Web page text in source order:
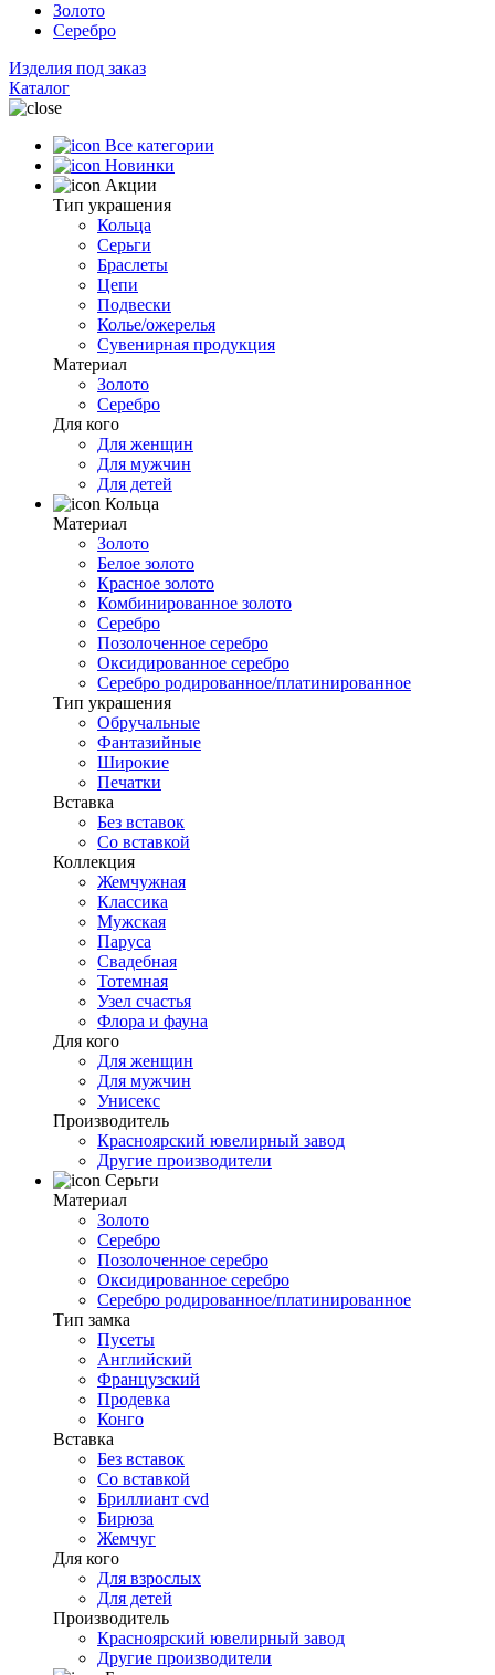
Золото
Серебро
Изделия под заказ
Каталог
Все категории
Новинки
Акции
Тип украшения
Кольца
Серьги
Браслеты
Цепи
Подвески
Колье/ожерелья
Сувенирная продукция
Материал
Золото
Серебро
Для кого
Для женщин
Для мужчин
Для детей
Кольца
Материал
Золото
Белое золото
Красное золото
Комбинированное золото
Серебро
Позолоченное серебро
Оксидированное серебро
Серебро родированное/платинированное
Тип украшения
Обручальные
Фантазийные
Широкие
Печатки
Вставка
Без вставок
Со вставкой
Коллекция
Жемчужная
Классика
Мужская
Паруса
Свадебная
Тотемная
Узел счастья
Флора и фауна
Для кого
Для женщин
Для мужчин
Унисекс
Производитель
Красноярский ювелирный завод
Другие производители
Серьги
Материал
Золото
Серебро
Позолоченное серебро
Оксидированное серебро
Серебро родированное/платинированное
Тип замка
Пусеты
Английский
Французский
Продевка
Конго
Вставка
Без вставок
Со вставкой
Бриллиант cvd
Бирюза
Жемчуг
Для кого
Для взрослых
Для детей
Производитель
Красноярский ювелирный завод
Другие производители